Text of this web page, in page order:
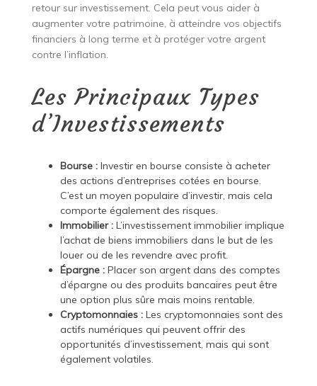
retour sur investissement. Cela peut vous aider à
augmenter votre patrimoine, à atteindre vos objectifs
financiers à long terme et à protéger votre argent
contre l’inflation.
Les Principaux Types
d’Investissements
Bourse :Investir en bourse consiste à acheter
des actions d’entreprises cotées en bourse.
C’est un moyen populaire d’investir, mais cela
comporte également des risques.
Immobilier :L’investissement immobilier implique
l’achat de biens immobiliers dans le but de les
louer ou de les revendre avec profit.
Épargne :Placer son argent dans des comptes
d’épargne ou des produits bancaires peut être
une option plus sûre mais moins rentable.
Cryptomonnaies :Les cryptomonnaies sont des
actifs numériques qui peuvent offrir des
opportunités d’investissement, mais qui sont
également volatiles.